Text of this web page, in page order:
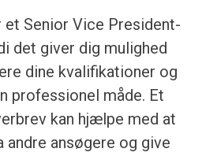
et Senior Vice President-
det giver dig mulighed
dine kvalifikationer og
professionel måde. Et
kan hjælpe med at
andre ansøgere og give